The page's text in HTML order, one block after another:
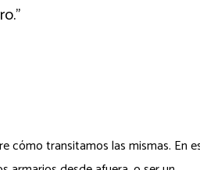
cómo transitamos las mismas. En